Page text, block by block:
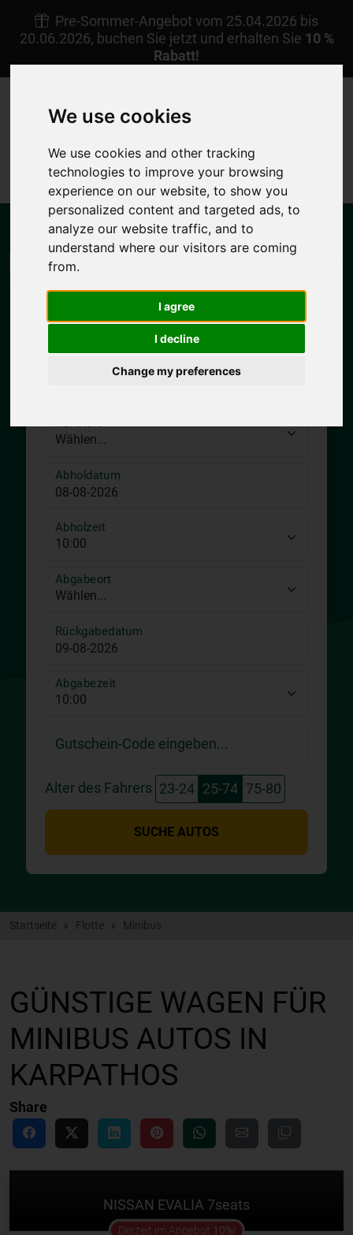
Pre-Sommer-Angebot vom 25.04.2026 bis
20.06.2026, buchen Sie jetzt und erhalten Sie 10 %
Rabatt!
4.7/5
MENU
Abholort
Abholdatum
Abholzeit
Abgabeort
Rückgabedatum
Abgabezeit
Gutschein-Code eingeben...
Alter des Fahrers 23-24 25-74 75-80
SUCHE AUTOS
Startseite Flotte Minibus
GÜNSTIGE WAGEN FÜR
MINIBUS AUTOS IN
KARPATHOS
Share
NISSAN EVALIA 7seats
Derzeit im Angebot 10%!offer
We use cookies
We use cookies and other tracking
technologies to improve your browsing
experience on our website, to show you
personalized content and targeted ads, to
analyze our website traffic, and to
understand where our visitors are coming
from.
I agree
I decline
Change my preferences